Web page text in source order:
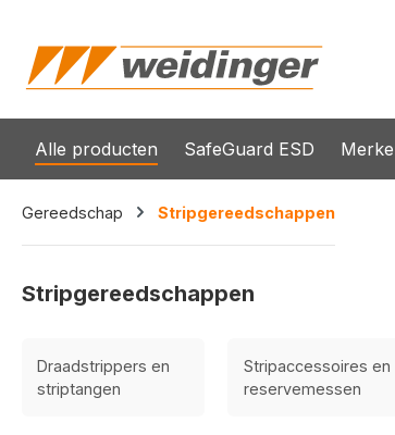
Alle producten SafeGuard ESD
Gereedschap Stripgereedschappen
Stripgereedschappen
Draadstrippers en
striptangen
Stripaccessoires en
reservemessen